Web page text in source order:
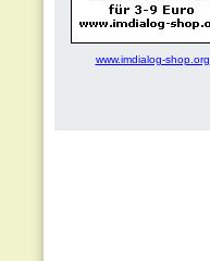
www.imdialog-shop.org